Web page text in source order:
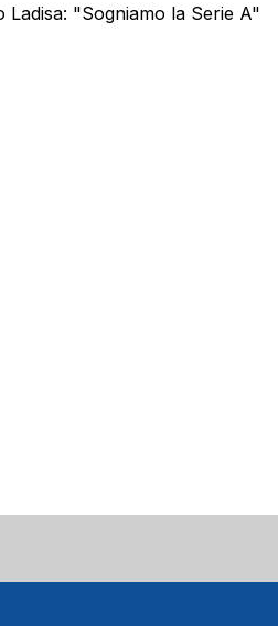
Ladisa: "Sogniamo la Serie A"